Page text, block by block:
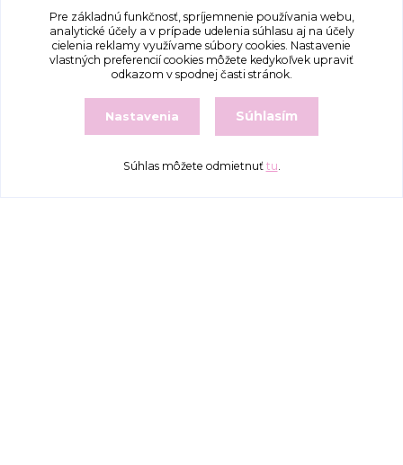
Sociálne siete
Pre základnú funkčnosť, spríjemnenie používania webu,
analytické účely a v prípade udelenia súhlasu aj na účely
cielenia reklamy využívame súbory cookies. Nastavenie
vlastných preferencií cookies môžete kedykoľvek upraviť
odkazom v spodnej časti stránok.
Nastavenia Súhlasím
Súhlas môžete odmietnuť tu